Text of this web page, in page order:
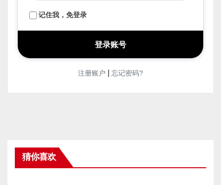
记住我，免登录
注册账户 忘记密码?
猜你喜欢